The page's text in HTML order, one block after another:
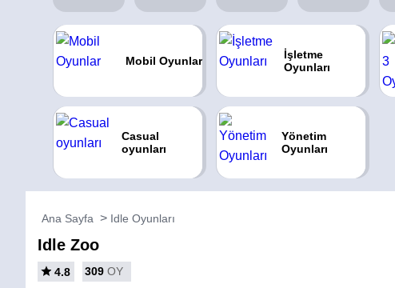
Mobil Oyunlar
İşletme
Oyunları
Casual
oyunları
Yönetim
Oyunları
Ana Sayfa Idle Oyunları
Idle Zoo
4.8 309 OY